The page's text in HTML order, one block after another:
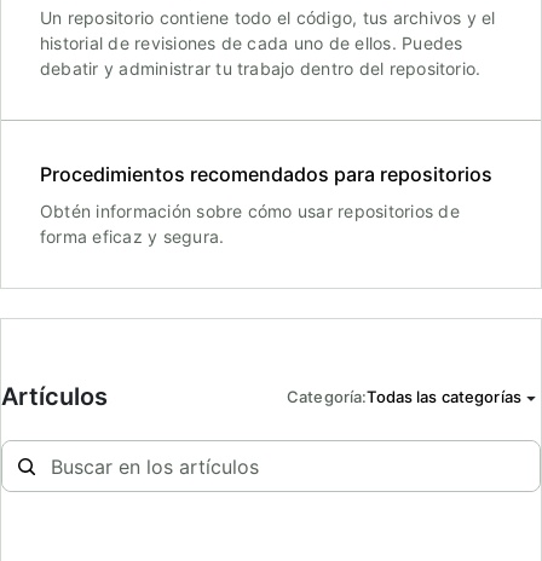
Un repositorio contiene todo el código, tus archivos y el
historial de revisiones de cada uno de ellos. Puedes
debatir y administrar tu trabajo dentro del repositorio.
Procedimientos recomendados para repositorios
Obtén información sobre cómo usar repositorios de
forma eficaz y segura.
Artículos Categoría:Todas las categorías